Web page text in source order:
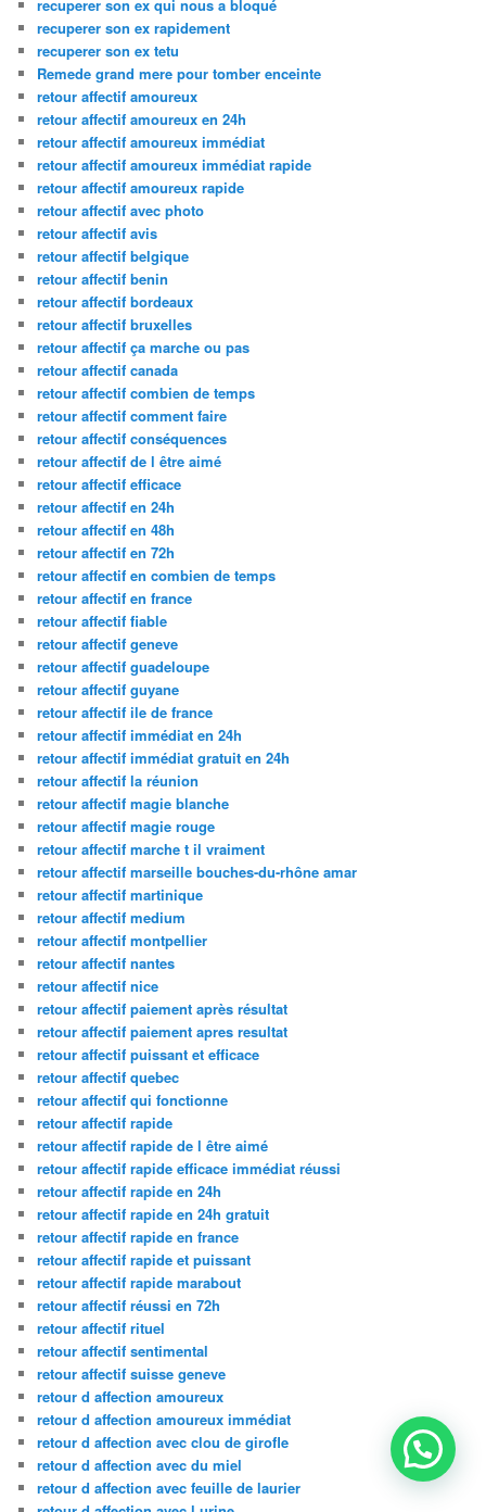
recuperer son ex qui nous a bloqué
recuperer son ex rapidement
recuperer son ex tetu
Remede grand mere pour tomber enceinte
retour affectif amoureux
retour affectif amoureux en 24h
retour affectif amoureux immédiat
retour affectif amoureux immédiat rapide
retour affectif amoureux rapide
retour affectif avec photo
retour affectif avis
retour affectif belgique
retour affectif benin
retour affectif bordeaux
retour affectif bruxelles
retour affectif ça marche ou pas
retour affectif canada
retour affectif combien de temps
retour affectif comment faire
retour affectif conséquences
retour affectif de l être aimé
retour affectif efficace
retour affectif en 24h
retour affectif en 48h
retour affectif en 72h
retour affectif en combien de temps
retour affectif en france
retour affectif fiable
retour affectif geneve
retour affectif guadeloupe
retour affectif guyane
retour affectif ile de france
retour affectif immédiat en 24h
retour affectif immédiat gratuit en 24h
retour affectif la réunion
retour affectif magie blanche
retour affectif magie rouge
retour affectif marche t il vraiment
retour affectif marseille bouches-du-rhône amar
retour affectif martinique
retour affectif medium
retour affectif montpellier
retour affectif nantes
retour affectif nice
retour affectif paiement après résultat
retour affectif paiement apres resultat
retour affectif puissant et efficace
retour affectif quebec
retour affectif qui fonctionne
retour affectif rapide
retour affectif rapide de l être aimé
retour affectif rapide efficace immédiat réussi
retour affectif rapide en 24h
retour affectif rapide en 24h gratuit
retour affectif rapide en france
retour affectif rapide et puissant
retour affectif rapide marabout
retour affectif réussi en 72h
retour affectif rituel
retour affectif sentimental
retour affectif suisse geneve
retour d affection amoureux
retour d affection amoureux immédiat
retour d affection avec clou de girofle
retour d affection avec du miel
retour d affection avec feuille de laurier